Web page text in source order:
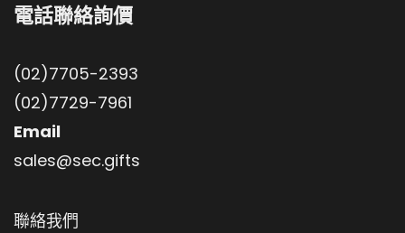
電話聯絡詢價
(02)7705-2393
(02)7729-7961
Email
sales@sec.gifts
聯絡我們